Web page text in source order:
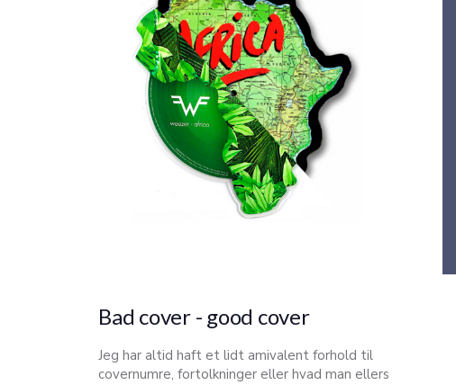
Bad cover - good cover
Jeg har altid haft et lidt amivalent forhold til
covernumre, fortolkninger eller hvad man ellers